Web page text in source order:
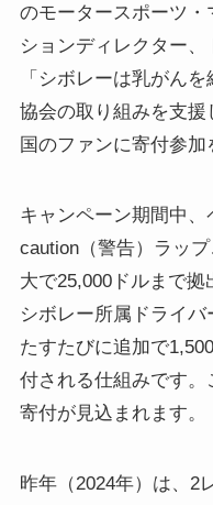
のモータースポーツ
ションディレクター
「シボレーは乳がん
協会の取り組みを支
国のファンに寄付参加
キャンペーン期間中
caution（警告）ラッ
大で25,000ドルまで拠
シボレー所属ドライ
たすたびに追加で
付される仕組みです
寄付が見込まれます。
昨年（2024年）は、2